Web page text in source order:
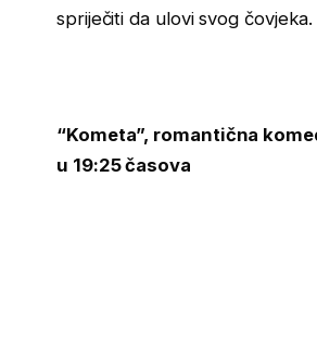
spriječiti da ulovi svog čovjeka.
“Kometa”, romantična
u 19:25 časova